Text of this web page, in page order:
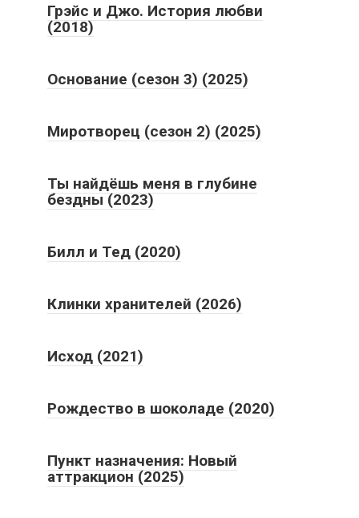
Грэйс и Джо. История любви
(2018)
Основание (сезон 3) (2025)
Миротворец (сезон 2) (2025)
Ты найдёшь меня в глубине
бездны (2023)
Билл и Тед (2020)
Клинки хранителей (2026)
Исход (2021)
Рождество в шоколаде (2020)
Пункт назначения: Новый
аттракцион (2025)